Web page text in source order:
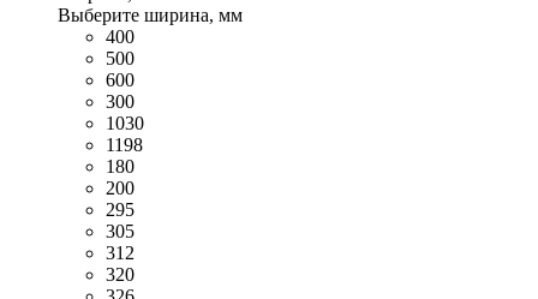
Выберите ширина, мм
400
500
600
300
1030
1198
180
200
295
305
312
320